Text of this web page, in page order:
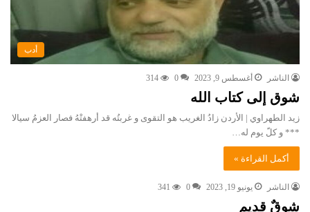
أدب
الناشر أغسطس 9, 2023 0
314
شوق إلى كتاب الله
زيد الطهراوي | الأردن زادُ الغريب هو التقوى و غربتُه قد أرهفتْهُ فصار العزمُ سيالا
*** و كلًَ يوم له…
أكمل القراءة »
الناشر يونيو 19, 2023 0
341
شوقٌ قديم